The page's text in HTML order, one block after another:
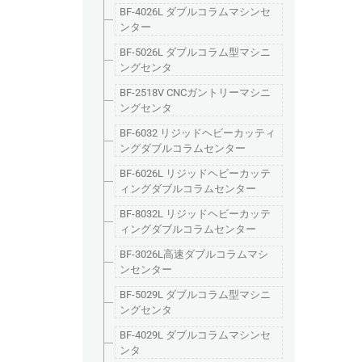
BF-4026L ダブルコラムマシンセ
ンター
BF-5026L ダブルコラム型マシニ
ングセンタ
BF-2518V CNCガントリーマシニ
ングセンタ
BF-6032 リジッドヘビーカッティ
ングダブルコラムセンター
BF-6026L リジッドヘビーカッテ
ィングダブルコラムセンター
BF-8032L リジッドヘビーカッテ
ィングダブルコラムセンター
BF-3026L高速ダブルコラムマシ
ンセンター
BF-5029L ダブルコラム型マシニ
ングセンタ
BF-4029L ダブルコラムマシンセ
ンタ